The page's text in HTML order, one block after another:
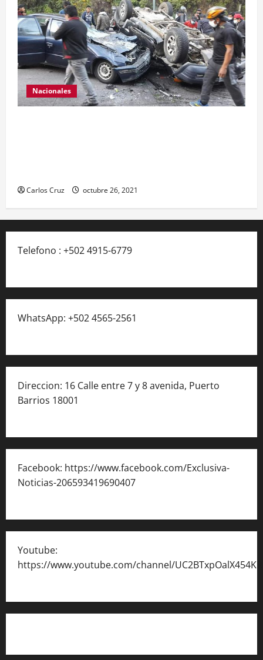
Nacionales
Carlos Cruz octubre 26, 2021
Telefono : +502 4915-6779
WhatsApp: +502 4565-2561
Direccion: 16 Calle entre 7 y 8 avenida, Puerto
Barrios 18001
Facebook: https://www.facebook.com/Exclusiva-
Noticias-206593419690407
Youtube:
https://www.youtube.com/channel/